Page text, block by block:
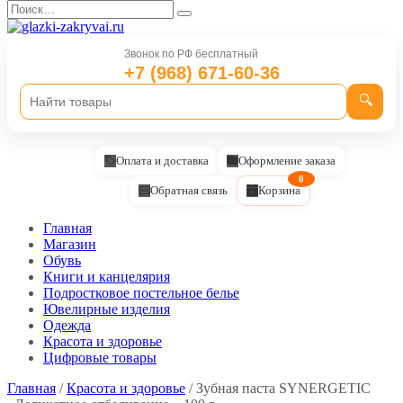
Перейти
к
содержанию
Search
for:
Звонок по РФ бесплатный
+7 (968) 671-60-36
🔍
Оплата и доставка Оформление заказа
Обратная связь Корзина
0
Главная
Магазин
Обувь
Книги и канцелярия
Подростковое постельное белье
Ювелирные изделия
Одежда
Красота и здоровье
Цифровые товары
Главная /Красота и здоровье / Зубная паста SYNERGETIC